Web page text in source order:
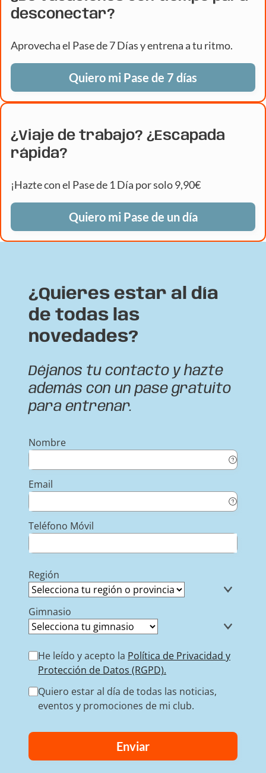
desconectar?
Aprovecha el Pase de 7 Días y entrena a tu ritmo.
Quiero mi Pase de 7 días
¿Viaje de trabajo? ¿Escapada
rápida?
¡Hazte con el Pase de 1 Día por solo 9,90€
Quiero mi Pase de un día
¿Quieres estar al día
de todas las
novedades?
Déjanos tu contacto y hazte
además con un pase gratuito
para entrenar.
Nombre
Email
Teléfono Móvil
Región
Gimnasio
He leído y acepto la Política de Privacidad y
Protección de Datos (RGPD).
Quiero estar al día de todas las noticias,
eventos y promociones de mi club.